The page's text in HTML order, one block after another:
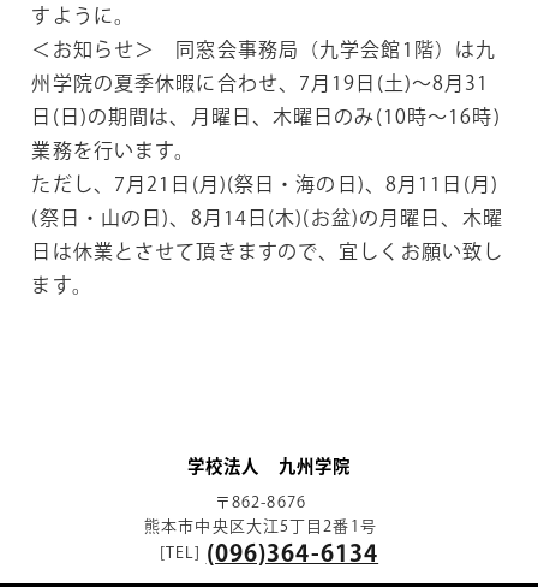
すように。
＜お知らせ＞ 同窓会事務局（九学会館1階）は九
州学院の夏季休暇に合わせ、7月19日(土)～8月31
日(日)の期間は、月曜日、木曜日のみ(10時～16時)
業務を行います。
ただし、7月21日(月)(祭日・海の日)、8月11日(月)
(祭日・山の日)、8月14日(木)(お盆)の月曜日、木曜
日は休業とさせて頂きますので、宜しくお願い致し
ます。
学校法人 九州学院
〒862-8676
熊本市中央区大江5丁目2番1号
[TEL] (096)364-6134